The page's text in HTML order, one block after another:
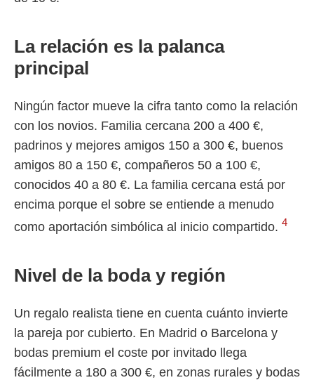
La relación es la palanca
principal
Ningún factor mueve la cifra tanto como la relación
con los novios. Familia cercana 200 a 400 €,
padrinos y mejores amigos 150 a 300 €, buenos
amigos 80 a 150 €, compañeros 50 a 100 €,
conocidos 40 a 80 €. La familia cercana está por
encima porque el sobre se entiende a menudo
como aportación simbólica al inicio compartido. 4
Nivel de la boda y región
Un regalo realista tiene en cuenta cuánto invierte
la pareja por cubierto. En Madrid o Barcelona y
bodas premium el coste por invitado llega
fácilmente a 180 a 300 €, en zonas rurales y bodas